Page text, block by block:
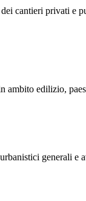
cantieri privati e
edilizio,
generali e